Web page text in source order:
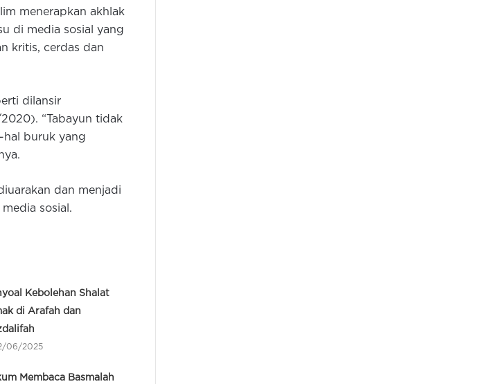
menerapkan akhlak
di media sosial yang
kritis, cerdas dan
dilansir
“Tabayun tidak
hal buruk yang
dan menjadi
sosial.
Kebolehan Shalat
di Arafah dan
06/2025
Membaca Basmalah